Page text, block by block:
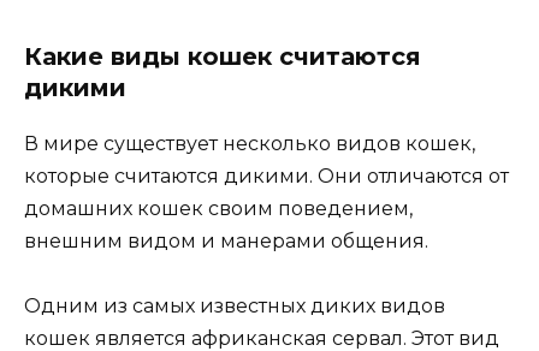
Какие виды кошек считаются
дикими
В мире существует несколько видов кошек,
которые считаются дикими. Они отличаются от
домашних кошек своим поведением,
внешним видом и манерами общения.
Одним из самых известных диких видов
кошек является африканская сервал. Этот вид